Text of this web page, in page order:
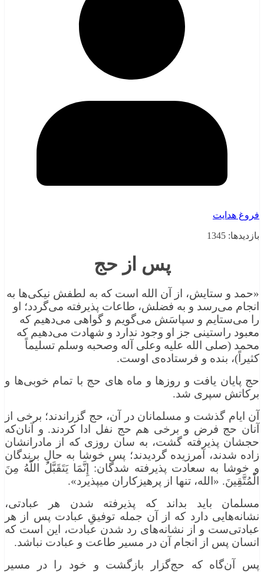
فروغ هدایت
بازدیدها: 1345
پس از حج
«حمد و ستایش، از آن الله است که به لطفش نیکی‌ها به
انجام می‌رسد و به فضلش، طاعات پذیرفته می‌گردد؛ او
را می‌ستایم و سپاسَش می‌گویم و گواهی می‌دهیم که
معبود راستینی جز او وجود ندارد و شهادت می‌دهیم که
محمد (صلى الله عليه وعلى آله وصحبه وسلم تسليماً
كثيراً)، بنده و فرستاده‌ی اوست.
حج پایان یافت و روزها و ماه ‌های حج با تمام خوبی‌ها و
برکاتش سپری شد.
آن ایام گذشت و مسلمانان در آن، حج گزراندند؛ برخی از
آنان حج فرض و برخی هم حج نفل ادا کردند. و آنان‌که
حجشان پذیرفته گشت، به‌ سان روزی که از مادرانشان
زاده شدند، آمرزیده گردیدند؛ پس خوشا به حالِ برندگان
و خوشا به سعادت پذیرفته ‌شدگان: إِنَّمَا يَتَقَبَّلُ اللَّهُ مِنَ
الْمُتَّقِينَ. «الله، تنها از پرهیزکاران می­پذیرد».
مسلمان باید بداند که پذیرفته شدن هر عبادتی،
نشانه‌هایی دارد که از آن جمله توفیقِ عبادت پس از هر
عبادتی‌ست و از نشانه‌های رد شدن عبادت، این است که
انسان پس از انجام آن در مسیر طاعت و عبادت نباشد.
پس آن‌گاه که حج‌گزار بازگشت و خود را در مسیر